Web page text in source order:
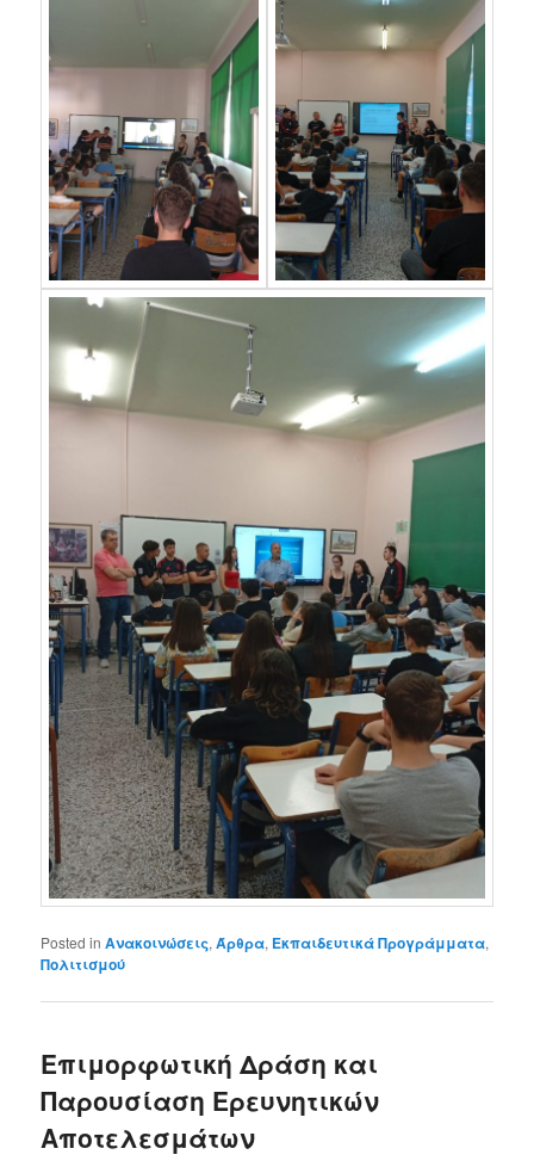
Posted in Ανακοινώσεις,Άρθρα, Εκπαιδευτικά Προγράμματα,
Πολιτισμού
Επιμορφωτική Δράση και
Παρουσίαση Ερευνητικών
Αποτελεσμάτων